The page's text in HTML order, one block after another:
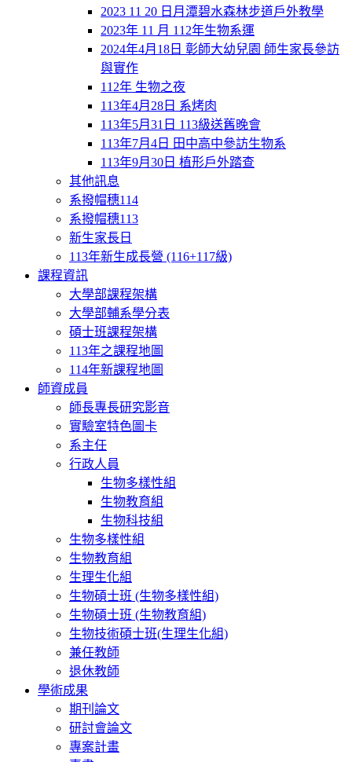
2023 11 20 日月潭碧水森林步道戶外教學
2023年 11 月 112年生物系運
2024年4月18日 彰師大幼兒園 師生家長參訪
與實作
112年 生物之夜
113年4月28日 系烤肉
113年5月31日 113級送舊晚會
113年7月4日 田中高中參訪生物系
113年9月30日 植形戶外踏查
其他訊息
系撥帽穗114
系撥帽穗113
新生家長日
113年新生成長營 (116+117級)
課程資訊
大學部課程架構
大學部輔系學分表
碩士班課程架構
113年之課程地圖
114年新課程地圖
師資成員
師長專長研究影音
實驗室特色圖卡
系主任
行政人員
生物多樣性組
生物教育組
生物科技組
生物多樣性組
生物教育組
生理生化組
生物碩士班 (生物多樣性組)
生物碩士班 (生物教育組)
生物技術碩士班(生理生化組)
兼任教師
退休教師
學術成果
期刊論文
研討會論文
專案計畫